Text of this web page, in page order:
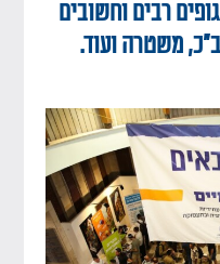
רבים וחשובים
משטרה ועוד.